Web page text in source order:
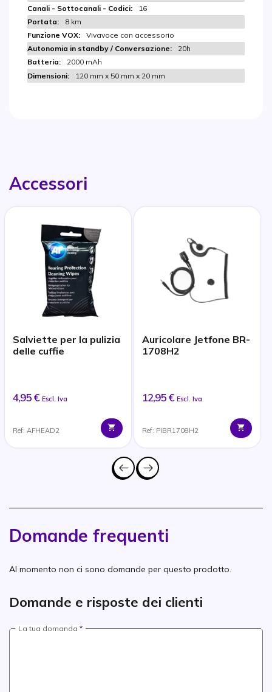
16
8 km
Vivavoce con accessorio
20h
2000 mAh
120 mm x 50 mm x 20 mm
Accessori
Salviette per la pulizia
delle cuffie
4,95 € Escl. Iva
Ref: AFHEAD2
Auricolare Jetfone BR-
1708H2
12,95 € Escl. Iva
Ref: PIBR1708H2
Domande frequenti
Al momento non ci sono domande per questo prodotto.
Domande e risposte dei clienti
La tua domanda